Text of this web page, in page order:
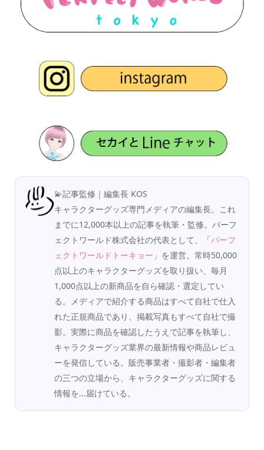
💫記事監修｜編集長 KOS
キャラクターグッズ専門メディアの編集長。これ
までに12,000本以上の記事を執筆・監修。パーフ
ェクトワールド株式会社の代表として、「パーフ
ェクトワールドトーキョー 」を運営。常時50,000
点以上のキャラクターグッズを取り扱い、毎月
1,000点以上の新商品を自ら確認・選定してい
る。メディアで紹介する商品はすべて自社で仕入
れた正規商品であり、掲載写真もすべて自社で撮
影。実際に商品を確認したうえで記事を執筆し、
キャラクターグッズ業界の最新情報や商品レビュ
ーを発信している。販売事業者・撮影者・編集者
の三つの立場から、キャラクターグッズに関する
情報を...届けている。